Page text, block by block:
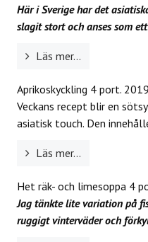
Här i Sverige har det
slagit stort och anses som ett
Läs mer...
Aprikoskyckling 4 port.
Veckans recept blir en
asiatisk touch. Den
Läs mer...
Het räk- och limesoppa 4
Jag tänkte lite variation på
ruggigt vinterväder och